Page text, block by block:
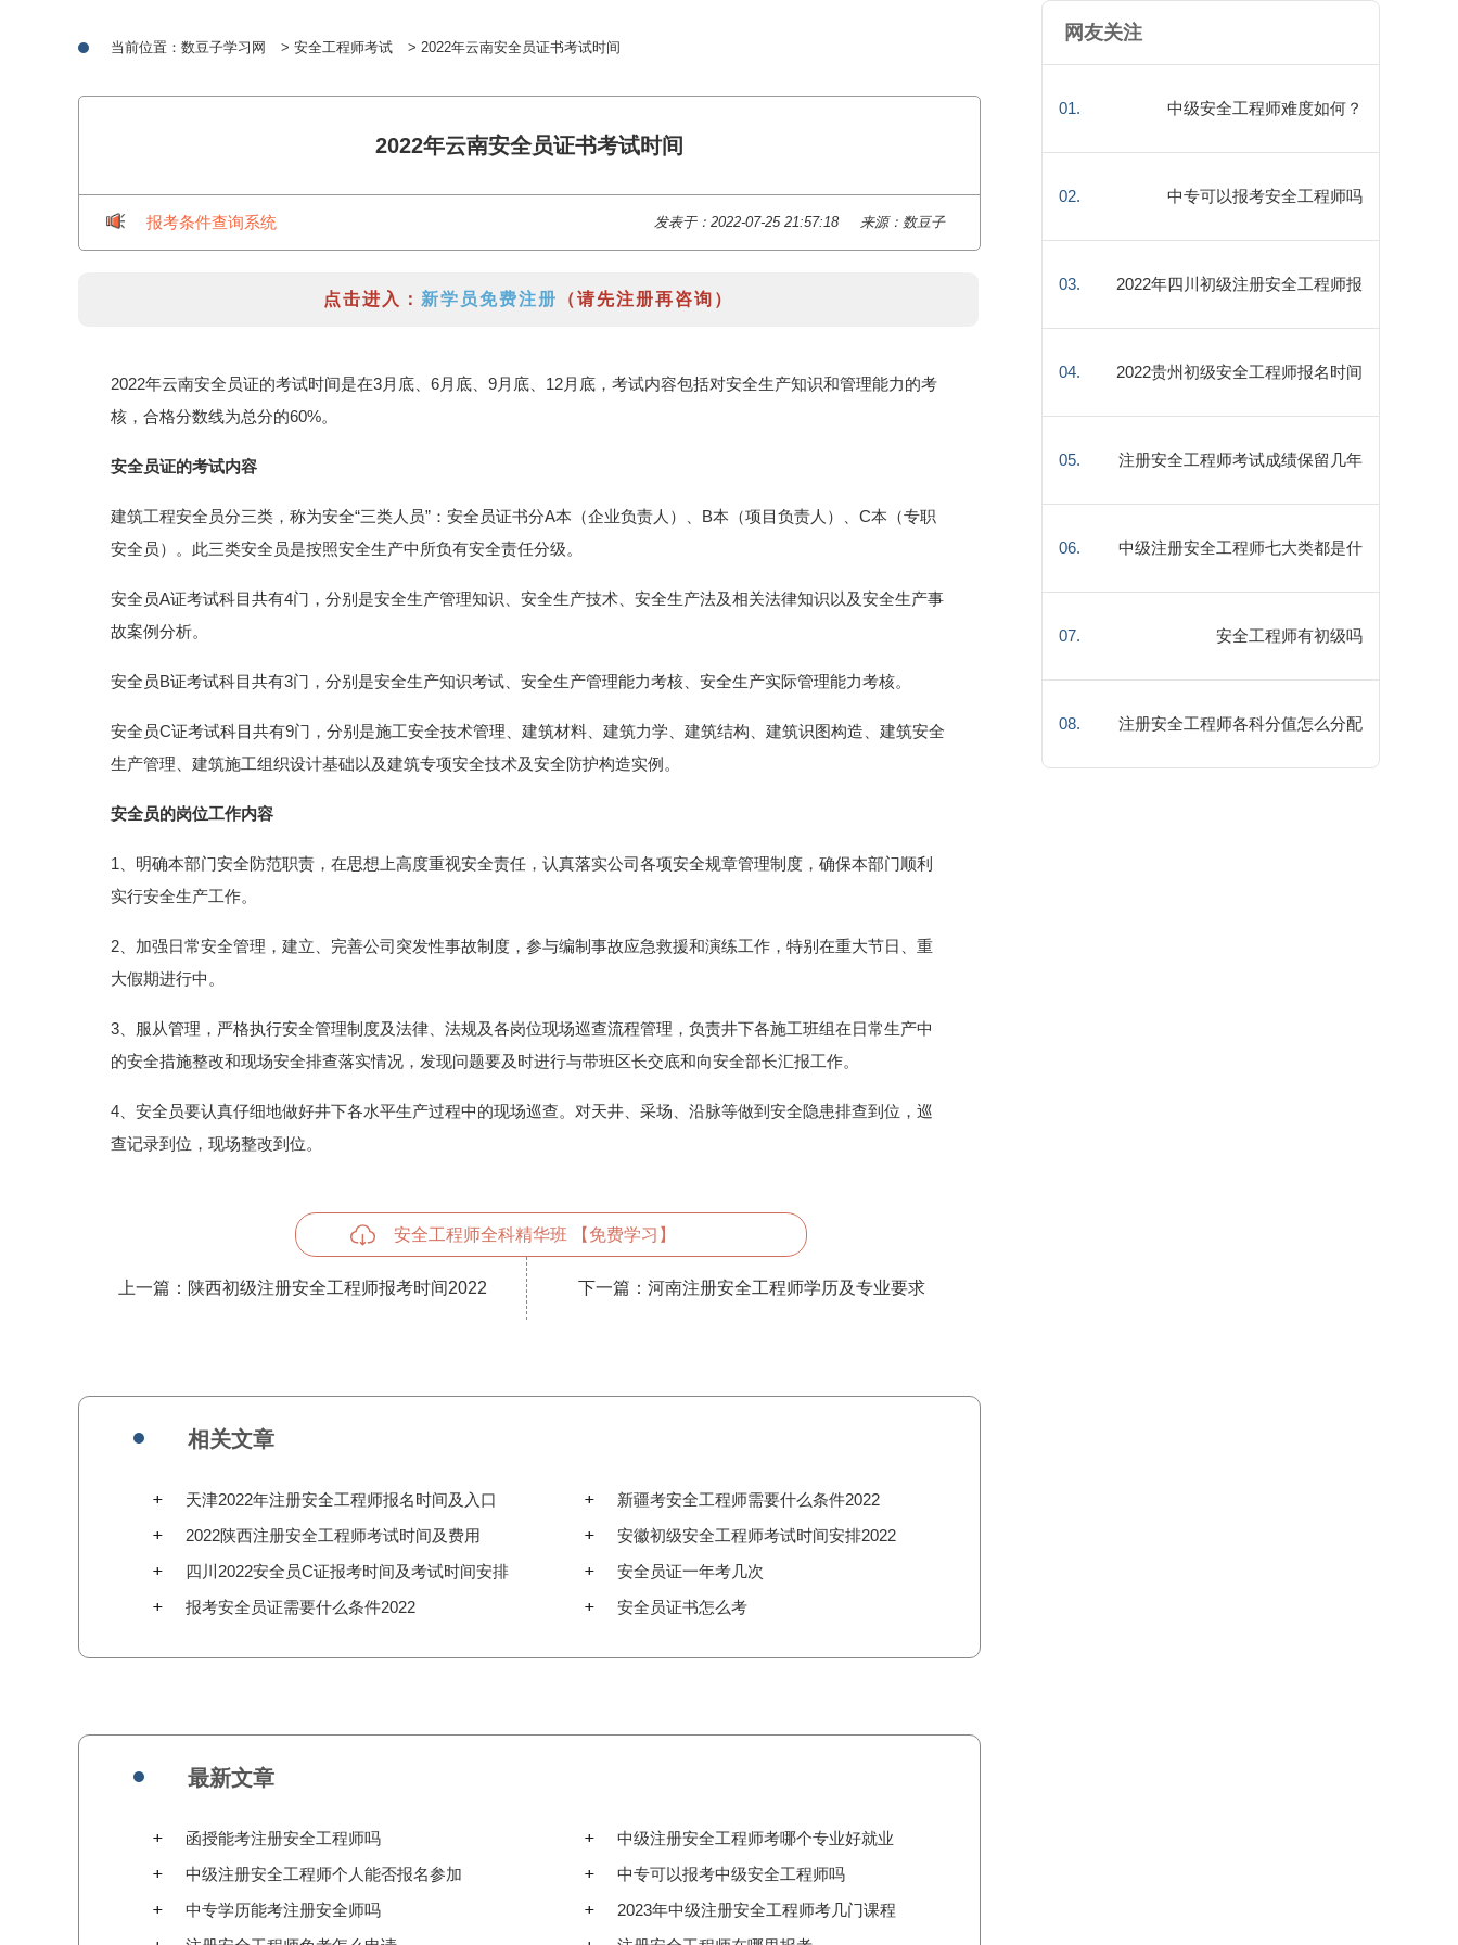
当前位置： 数豆子学习网 > 安全工程师考试 > 2022年云南安全员证书考试时间
2022年云南安全员证书考试时间
报考条件查询系统 发表于：2022-07-25 21:57:18 来源：数豆子
点击进入： 新学员免费注册 （请先注册再咨询）
2022年云南安全员证的考试时间是在3月底、6月底、9月底、12月底，考试内容包括对安全生产知识和管理能力的考
核，合格分数线为总分的60%。
安全员证的考试内容
建筑工程安全员分三类，称为安全“三类人员”：安全员证书分A本（企业负责人）、B本（项目负责人）、C本（专职
安全员）。此三类安全员是按照安全生产中所负有安全责任分级。
安全员A证考试科目共有4门，分别是安全生产管理知识、安全生产技术、安全生产法及相关法律知识以及安全生产事
故案例分析。
安全员B证考试科目共有3门，分别是安全生产知识考试、安全生产管理能力考核、安全生产实际管理能力考核。
安全员C证考试科目共有9门，分别是施工安全技术管理、建筑材料、建筑力学、建筑结构、建筑识图构造、建筑安全
生产管理、建筑施工组织设计基础以及建筑专项安全技术及安全防护构造实例。
安全员的岗位工作内容
1、明确本部门安全防范职责，在思想上高度重视安全责任，认真落实公司各项安全规章管理制度，确保本部门顺利
实行安全生产工作。
2、加强日常安全管理，建立、完善公司突发性事故制度，参与编制事故应急救援和演练工作，特别在重大节日、重
大假期进行中。
3、服从管理，严格执行安全管理制度及法律、法规及各岗位现场巡查流程管理，负责井下各施工班组在日常生产中
的安全措施整改和现场安全排查落实情况，发现问题要及时进行与带班区长交底和向安全部长汇报工作。
4、安全员要认真仔细地做好井下各水平生产过程中的现场巡查。对天井、采场、沿脉等做到安全隐患排查到位，巡
查记录到位，现场整改到位。
安全工程师全科精华班 【免费学习】
上一篇： 陕西初级注册安全工程师报考时间2022 下一篇： 河南注册安全工程师学历及专业要求
相关文章
天津2022年注册安全工程师报名时间及入口
新疆考安全工程师需要什么条件2022
2022陕西注册安全工程师考试时间及费用
安徽初级安全工程师考试时间安排2022
四川2022安全员C证报考时间及考试时间安排
安全员证一年考几次
报考安全员证需要什么条件2022
安全员证书怎么考
最新文章
函授能考注册安全工程师吗
中级注册安全工程师考哪个专业好就业
中级注册安全工程师个人能否报名参加
中专可以报考中级安全工程师吗
中专学历能考注册安全师吗
2023年中级注册安全工程师考几门课程
网友关注
01. 中级安全工程师难度如何？
02. 中专可以报考安全工程师吗
03. 2022年四川初级注册安全工程师报
名时间及入口
04. 2022贵州初级安全工程师报名时间
及条件
05. 注册安全工程师考试成绩保留几年
06. 中级注册安全工程师七大类都是什
么
07. 安全工程师有初级吗
08. 注册安全工程师各科分值怎么分配